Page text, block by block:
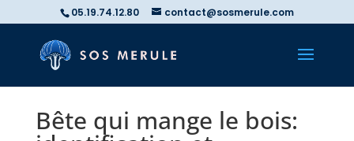
05.19.74.12.80 contact@sosmerule.com
Bête qui mange le bois: